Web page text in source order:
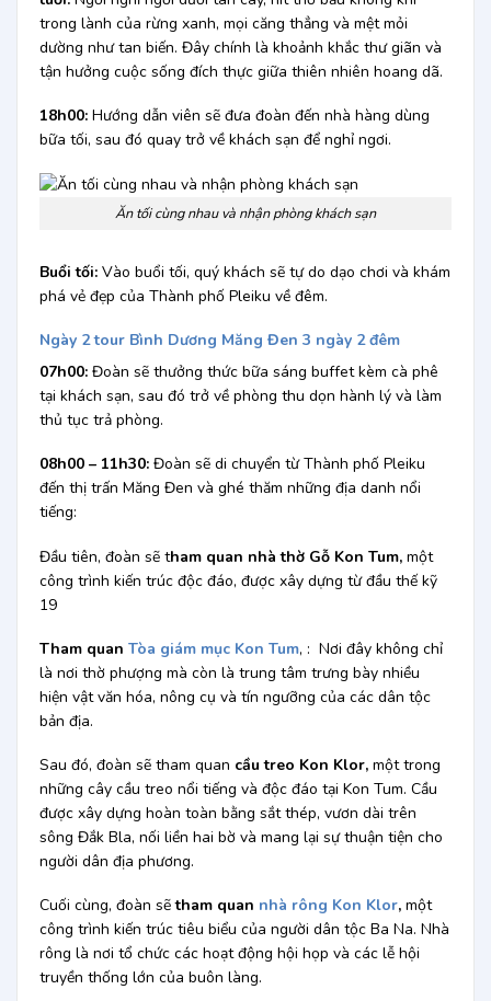
trong lành của rừng xanh, mọi căng thẳng và mệt mỏi
dường như tan biến. Đây chính là khoảnh khắc thư giãn và
tận hưởng cuộc sống đích thực giữa thiên nhiên hoang dã.
18h00: Hướng dẫn viên sẽ đưa đoàn đến nhà hàng dùng
bữa tối, sau đó quay trở về khách sạn để nghỉ ngơi.
Ăn tối cùng nhau và nhận phòng khách sạn
Buổi tối: Vào buổi tối, quý khách sẽ tự do dạo chơi và khám
phá vẻ đẹp của Thành phố Pleiku về đêm.
Ngày 2 tour Bình Dương Măng Đen 3 ngày 2 đêm
07h00: Đoàn sẽ thưởng thức bữa sáng buffet kèm cà phê
tại khách sạn, sau đó trở về phòng thu dọn hành lý và làm
thủ tục trả phòng.
08h00 – 11h30: Đoàn sẽ di chuyển từ Thành phố Pleiku
đến thị trấn Măng Đen và ghé thăm những địa danh nổi
tiếng:
Đầu tiên, đoàn sẽ tham quan nhà thờ Gỗ Kon Tum,một
công trình kiến trúc độc đáo, được xây dựng từ đầu thế kỹ
19
Tham quan Tòa giám mục Kon Tum, : Nơi đây không chỉ
là nơi thờ phượng mà còn là trung tâm trưng bày nhiều
hiện vật văn hóa, nông cụ và tín ngưỡng của các dân tộc
bản địa.
Sau đó, đoàn sẽ tham quan cầu treo Kon Klor,một trong
những cây cầu treo nổi tiếng và độc đáo tại Kon Tum. Cầu
được xây dựng hoàn toàn bằng sắt thép, vươn dài trên
sông Đắk Bla, nối liền hai bờ và mang lại sự thuận tiện cho
người dân địa phương.
Cuối cùng, đoàn sẽtham quan nhà rông Kon Klor,một
công trình kiến trúc tiêu biểu của người dân tộc Ba Na. Nhà
rông là nơi tổ chức các hoạt động hội họp và các lễ hội
truyền thống lớn của buôn làng.